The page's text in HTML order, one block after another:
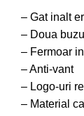
– Gat inalt
– Doua
– Fermoar
– Anti-vant
– Logo-uri
– Material